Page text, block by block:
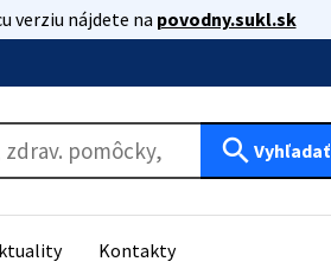
verziu nájdete na povodny.sukl.sk
search Vyhľadať
Kontakty